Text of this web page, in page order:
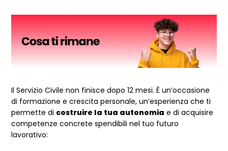
Il Servizio Civile non finisce dopo 12 mesi. È un’occasione
di formazione e crescita personale, un’esperienza che ti
permette di costruire la tua autonomia e di acquisire
competenze concrete spendibili nel tuo futuro
lavorativo: